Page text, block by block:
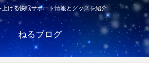
上げる快眠サポート情報とグッズを紹介
ねるブログ